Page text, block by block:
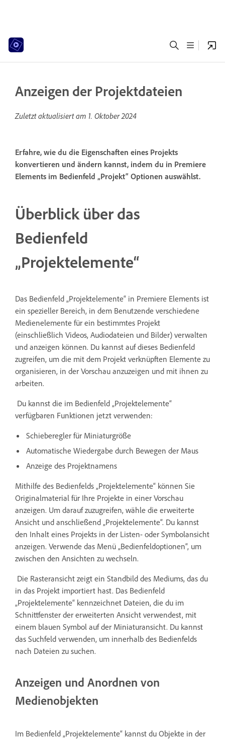
Anzeigen der Projektdateien
Zuletzt aktualisiert am 1. Oktober 2024
Erfahre, wie du die Eigenschaften eines Projekts
konvertieren und ändern kannst, indem du in Premiere
Elements im Bedienfeld „Projekt“ Optionen auswählst.
Überblick über das
Bedienfeld
„Projektelemente“
Das Bedienfeld „Projektelemente“ in Premiere Elements ist
ein spezieller Bereich, in dem Benutzende verschiedene
Medienelemente für ein bestimmtes Projekt
(einschließlich Videos, Audiodateien und Bilder) verwalten
und anzeigen können. Du kannst auf dieses Bedienfeld
zugreifen, um die mit dem Projekt verknüpften Elemente zu
organisieren, in der Vorschau anzuzeigen und mit ihnen zu
arbeiten.
Du kannst die im Bedienfeld „Projektelemente“
verfügbaren Funktionen jetzt verwenden:
Schieberegler für Miniaturgröße
Automatische Wiedergabe durch Bewegen der Maus
Anzeige des Projektnamens
Mithilfe des Bedienfelds „Projektelemente“ können Sie
Originalmaterial für Ihre Projekte in einer Vorschau
anzeigen. Um darauf zuzugreifen, wähle die erweiterte
Ansicht und anschließend „Projektelemente“. Du kannst
den Inhalt eines Projekts in der Listen- oder Symbolansicht
anzeigen. Verwende das Menü „Bedienfeldoptionen“, um
zwischen den Ansichten zu wechseln.
Die Rasteransicht zeigt ein Standbild des Mediums, das du
in das Projekt importiert hast. Das Bedienfeld
„Projektelemente“ kennzeichnet Dateien, die du im
Schnittfenster der erweiterten Ansicht verwendest, mit
einem blauen Symbol auf der Miniaturansicht. Du kannst
das Suchfeld verwenden, um innerhalb des Bedienfelds
nach Dateien zu suchen.
Anzeigen und Anordnen von
Medienobjekten
Im Bedienfeld „Projektelemente“ kannst du Objekte in der